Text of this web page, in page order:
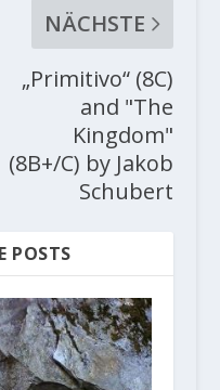
NÄCHSTE
„Primitivo“ (8C)
and "The
Kingdom"
(8B+/C) by Jakob
Schubert
POSTS